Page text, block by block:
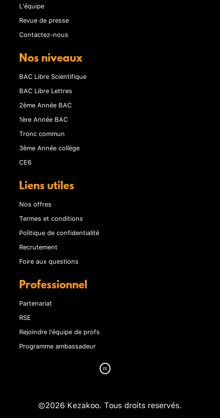
L'équipe
Revue de presse
Contactez-nous
Nos niveaux
BAC Libre Scientifique
BAC Libre Lettres
2ème Année BAC
1ère Année BAC
Tronc commun
3ème Année collège
CE6
Liens utiles
Nos offres
Termes et conditions
Politique de confidentialité
Recrutement
Foire aux questions
Professionnel
Partenariat
RSE
Rejoindre l'équipe de profs
Programme ambassadeur
©2026 Kezakoo. Tous droits reservés.